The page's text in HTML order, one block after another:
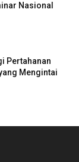
Nasional
Pertahanan
Mengintai